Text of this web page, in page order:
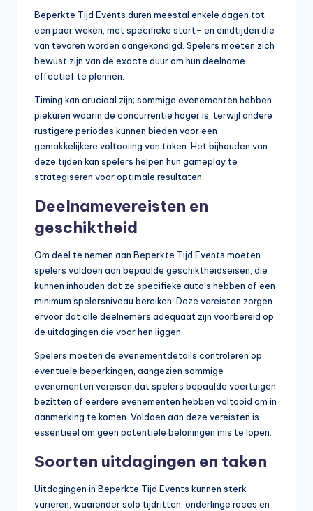
Beperkte Tijd Events duren meestal enkele dagen tot
een paar weken, met specifieke start- en eindtijden die
van tevoren worden aangekondigd. Spelers moeten zich
bewust zijn van de exacte duur om hun deelname
effectief te plannen.
Timing kan cruciaal zijn; sommige evenementen hebben
piekuren waarin de concurrentie hoger is, terwijl andere
rustigere periodes kunnen bieden voor een
gemakkelijkere voltooiing van taken. Het bijhouden van
deze tijden kan spelers helpen hun gameplay te
strategiseren voor optimale resultaten.
Deelnamevereisten en
geschiktheid
Om deel te nemen aan Beperkte Tijd Events moeten
spelers voldoen aan bepaalde geschiktheidseisen, die
kunnen inhouden dat ze specifieke auto’s hebben of een
minimum spelersniveau bereiken. Deze vereisten zorgen
ervoor dat alle deelnemers adequaat zijn voorbereid op
de uitdagingen die voor hen liggen.
Spelers moeten de evenementdetails controleren op
eventuele beperkingen, aangezien sommige
evenementen vereisen dat spelers bepaalde voertuigen
bezitten of eerdere evenementen hebben voltooid om in
aanmerking te komen. Voldoen aan deze vereisten is
essentieel om geen potentiële beloningen mis te lopen.
Soorten uitdagingen en taken
Uitdagingen in Beperkte Tijd Events kunnen sterk
variëren, waaronder solo tijdritten, onderlinge races en